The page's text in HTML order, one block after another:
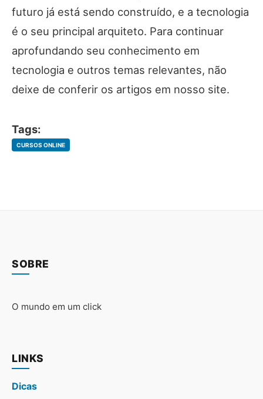
futuro já está sendo construído, e a tecnologia
é o seu principal arquiteto. Para continuar
aprofundando seu conhecimento em
tecnologia e outros temas relevantes, não
deixe de conferir os artigos em nosso site.
Tags:
CURSOS ONLINE
SOBRE
O mundo em um click
LINKS
Dicas